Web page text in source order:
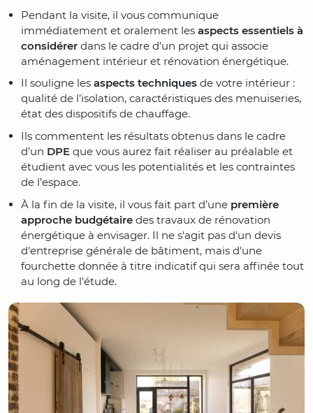
Pendant la visite, il vous communique
immédiatement et oralement les aspects essentiels à
considérer dans le cadre d’un projet qui associe
aménagement intérieur et rénovation énergétique.
Il souligne les aspects techniques de votre intérieur :
qualité de l’isolation, caractéristiques des menuiseries,
état des dispositifs de chauffage.
Ils commentent les résultats obtenus dans le cadre
d’un DPE que vous aurez fait réaliser au préalable et
étudient avec vous les potentialités et les contraintes
de l’espace.
À la fin de la visite, il vous fait part d’une première
approche budgétaire des travaux de rénovation
énergétique à envisager. Il ne s'agit pas d'un devis
d'entreprise générale de bâtiment, mais d'une
fourchette donnée à titre indicatif qui sera affinée tout
au long de l'étude.